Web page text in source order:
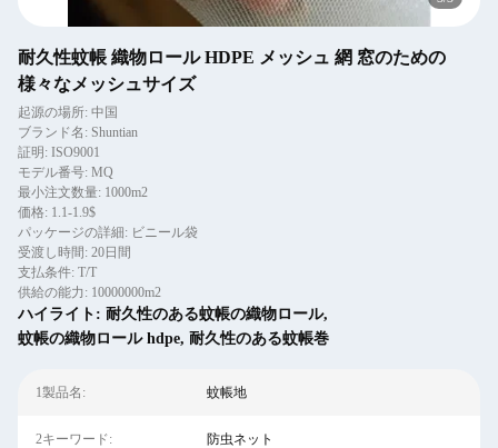
耐久性蚊帳 織物ロール HDPE メッシュ 網 窓のための
様々なメッシュサイズ
起源の場所: 中国
ブランド名: Shuntian
証明: ISO9001
モデル番号: MQ
最小注文数量: 1000m2
価格: 1.1-1.9$
パッケージの詳細: ビニール袋
受渡し時間: 20日間
支払条件: T/T
供給の能力: 10000000m2
ハイライト: 耐久性のある蚊帳の織物ロール,
蚊帳の織物ロール hdpe, 耐久性のある蚊帳巻
1製品名: 蚊帳地
2キーワード: 防虫ネット